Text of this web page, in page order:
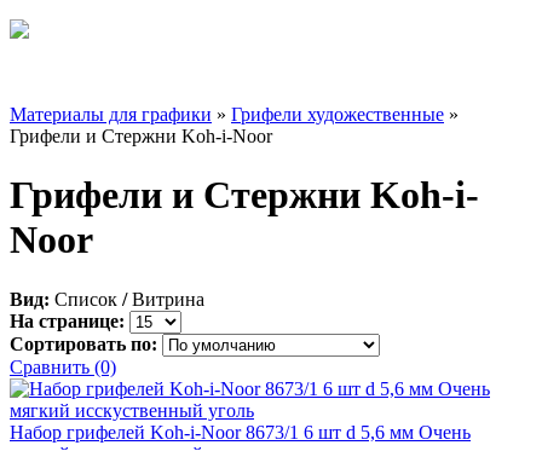
Материалы для графики » Грифели художественные »
Грифели и Стержни Koh-i-Noor
Грифели и Стержни Koh-i-
Noor
Вид: Список / Витрина
На странице:
Сортировать по:
Сравнить (0)
Набор грифелей Koh-i-Noor 8673/1 6 шт d 5,6 мм Очень